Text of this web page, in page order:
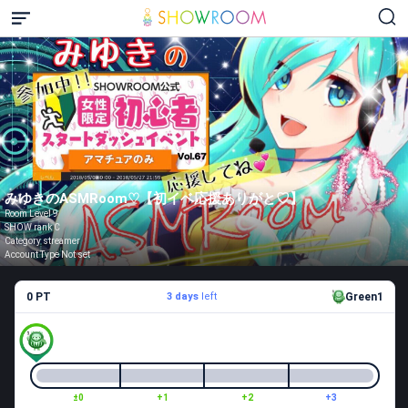
みゆきのASMRoom♡【初イベ応援ありがと♡】
Room Level 9
SHOW rank C
Category streamer
Account Type Not set
0 PT 3 daysleft Green1
±0 +1 +2 +3